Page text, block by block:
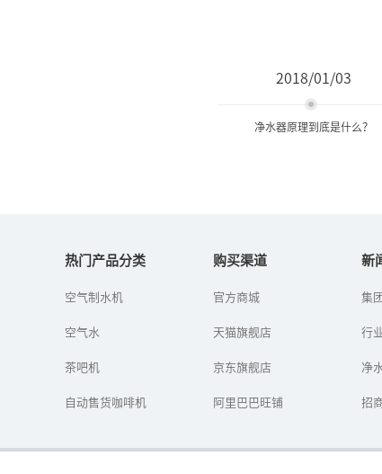
2018/01/03
净水器原理到底是什么？
饮用水的质量开始被人们
入人们的家中。那么，净
能达到净水...
热门产品分类
空气制水机
空气水
茶吧机
自动售货咖啡机
购买渠道
官方商城
天猫旗舰店
京东旗舰店
阿里巴巴旺铺
新
集
行
净
招